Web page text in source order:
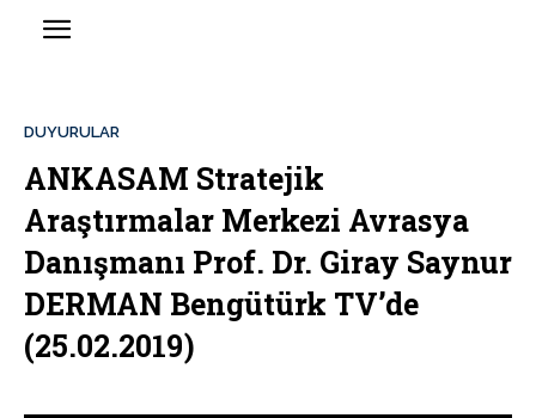
DUYURULAR
ANKASAM Stratejik
Araştırmalar Merkezi Avrasya
Danışmanı Prof. Dr. Giray Saynur
DERMAN Bengütürk TV’de
(25.02.2019)